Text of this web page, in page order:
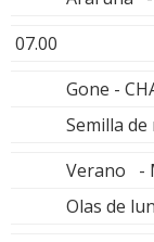
07.00
Gone -
Semilla de
Verano -
Olas de